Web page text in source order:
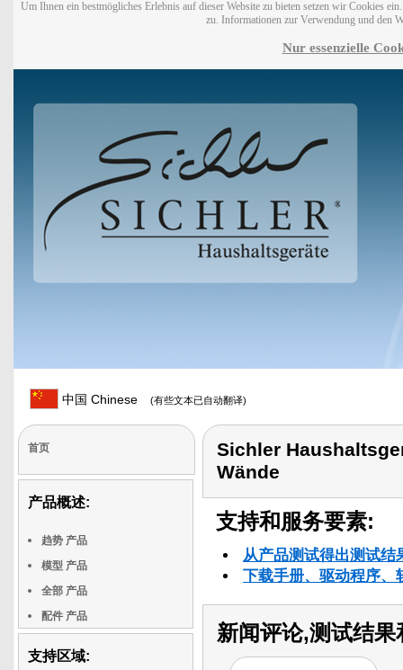
Um Ihnen ein bestmögliches Erlebnis auf dieser Website zu bieten setzen wir Cookies
zu. Informationen zur Verwendung und den
Nur essenzielle
中国 Chinese (有些文本已自动翻译)
首页
产品概述:
趋势 产品
模型 产品
全部 产品
配件 产品
支持区域:
Sichler
Wände
支持和服务要素:
从产品测试得出测试结
下载手册、驱动程序、
新闻评论,测试结果